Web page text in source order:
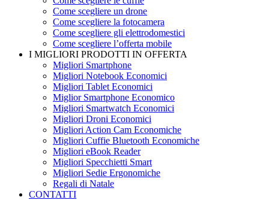
Come scegliere un drone
Come scegliere la fotocamera
Come scegliere gli elettrodomestici
Come scegliere l’offerta mobile
I MIGLIORI PRODOTTI IN OFFERTA
Migliori Smartphone
Migliori Notebook Economici
Migliori Tablet Economici
Miglior Smartphone Economico
Migliori Smartwatch Economici
Migliori Droni Economici
Migliori Action Cam Economiche
Migliori Cuffie Bluetooth Economiche
Migliori eBook Reader
Migliori Specchietti Smart
Migliori Sedie Ergonomiche
Regali di Natale
CONTATTI